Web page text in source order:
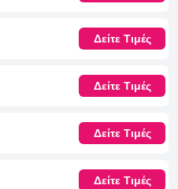
Δείτε Τιμές
Δείτε Τιμές
Δείτε Τιμές
Δείτε Τιμές